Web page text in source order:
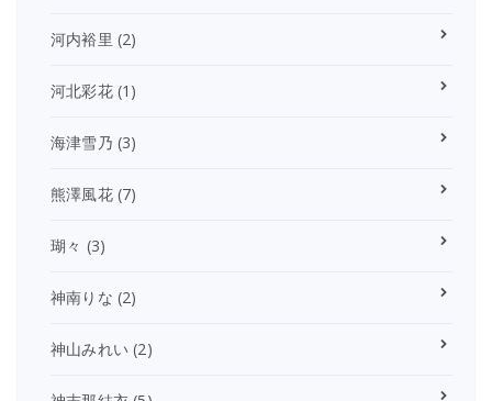
河内裕里 (2)
河北彩花(1)
海津雪乃 (3)
熊澤風花(7)
瑚々 (3)
神南りな (2)
神山みれい (2)